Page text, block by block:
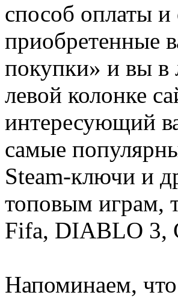
способ оплаты
приобретенные
покупки» и вы в
левой колонке
интересующий
самые
Steam-ключи и
топовым играм,
Fifa, DIABLO 3,
Напоминаем,